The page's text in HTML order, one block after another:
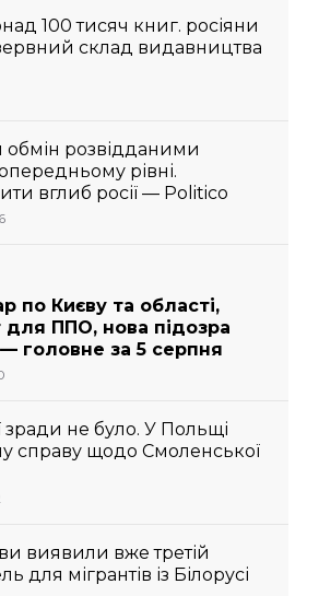
100 тисяч книг. росіяни
склад видавництва
розвідданими
рівні.
вглиб росії — Politico
по Києву та області,
для ППО, нова підозра
головне за 5 серпня
не було. У Польщі
справу щодо Смоленської
виявили вже третій
для мігрантів із Білорусі